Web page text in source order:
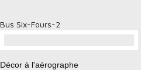
Bus Six-Fours-2
Décor à l'aérographe